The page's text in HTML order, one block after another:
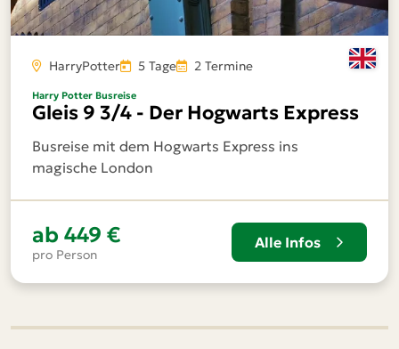
HarryPotter 5 Tage 2 Termine
Harry Potter Busreise
Gleis 9 3/4 - Der Hogwarts Express
Busreise mit dem Hogwarts Express ins
magische London
ab 449 €
pro Person
Alle Infos